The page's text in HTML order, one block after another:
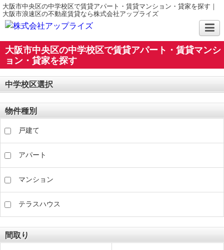
大阪市中央区の中学校区で賃貸アパート・賃貸マンション・貸家を探す｜
大阪市浪速区の不動産賃貸なら株式会社アップライズ
大阪市中央区の中学校区で賃貸アパート・賃貸マンシ
ョン・貸家を探す
中学校区選択
物件種別
戸建て
アパート
マンション
テラスハウス
間取り